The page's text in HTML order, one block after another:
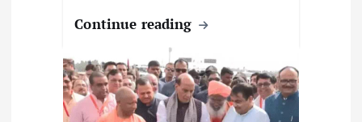
Continue reading